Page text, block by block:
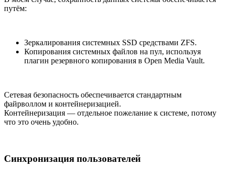
путём:
Зеркалирования системных SSD средствами ZFS.
Копирования системных файлов на пул, используя
плагин резервного копирования в Open Media Vault.
Сетевая безопасность обеспечивается стандартным
файрволлом и контейнеризацией.
Контейнеризация — отдельное пожелание к системе, потому
что это очень удобно.
Синхронизация пользователей